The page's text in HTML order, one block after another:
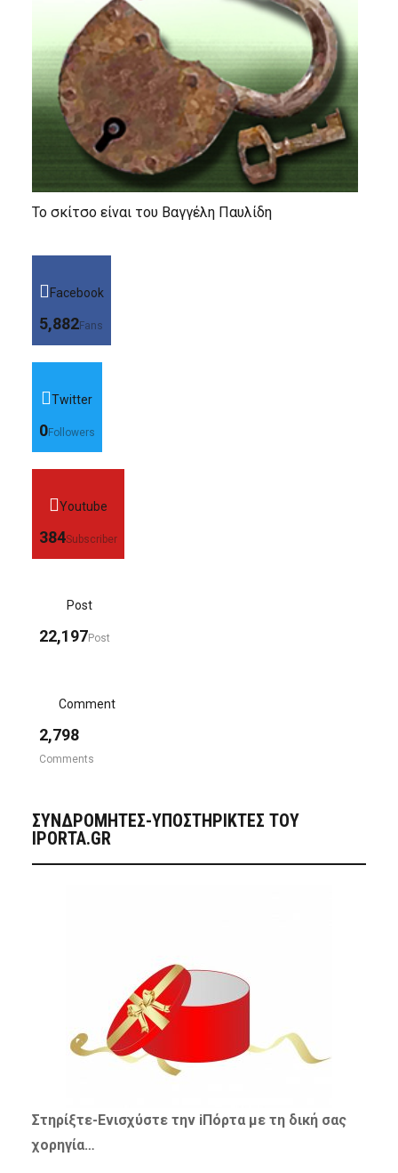
Το σκίτσο είναι του Βαγγέλη Παυλίδη
Facebook
5,882Fans
Twitter
0Followers
Youtube
384Subscriber
Post
22,197Post
Comment
2,798
Comments
ΣΥΝΔΡΟΜΗΤΈΣ-ΥΠΟΣΤΗΡΙΚΤΈΣ ΤΟΥ
IPORTA.GR
Στηρίξτε-Ενισχύστετην iΠόρτα με τη δική σας
χορηγία…